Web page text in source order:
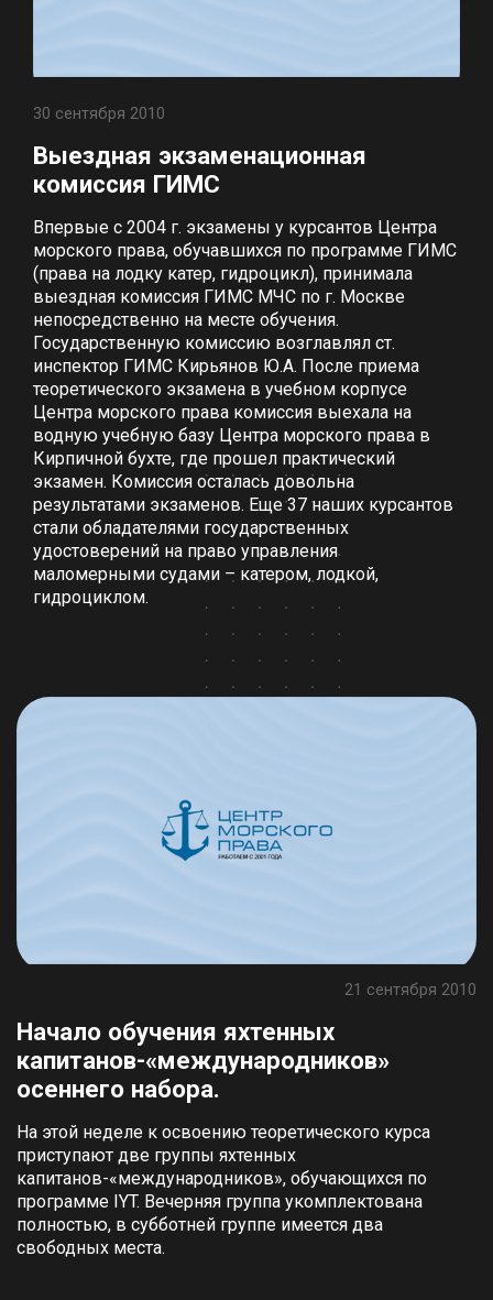
30 сентября 2010
Выездная экзаменационная
комиссия ГИМС
Впервые с 2004 г. экзамены у курсантов Центра
морского права, обучавшихся по программе ГИМС
(права на лодку катер, гидроцикл), принимала
выездная комиссия ГИМС МЧС по г. Москве
непосредственно на месте обучения.
Государственную комиссию возглавлял ст.
инспектор ГИМС Кирьянов Ю.А. После приема
теоретического экзамена в учебном корпусе
Центра морского права комиссия выехала на
водную учебную базу Центра морского права в
Кирпичной бухте, где прошел практический
экзамен. Комиссия осталась довольна
результатами экзаменов. Еще 37 наших курсантов
стали обладателями государственных
удостоверений на право управления
маломерными судами – катером, лодкой,
гидроциклом.
21 сентября 2010
Начало обучения яхтенных
капитанов-«международников»
осеннего набора.
На этой неделе к освоению теоретического курса
приступают две группы яхтенных
капитанов-«международников», обучающихся по
программе IYT. Вечерняя группа укомплектована
полностью, в субботней группе имеется два
свободных места.